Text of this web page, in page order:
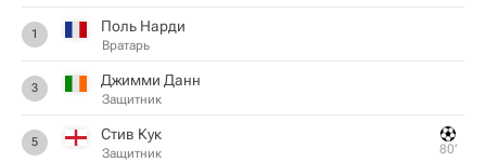
1 Поль Нарди
Вратарь
3 Джимми Данн
Защитник
5 Стив Кук
Защитник 80‎’‎